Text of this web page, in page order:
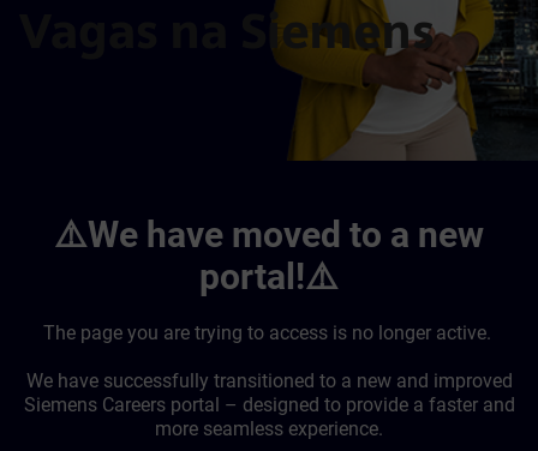
Vagas na Siemens
⚠️We have moved to a new
portal!⚠️
The page you are trying to access is no longer active.
We have successfully transitioned to a new and improved
Siemens Careers portal – designed to provide a faster and
more seamless experience.